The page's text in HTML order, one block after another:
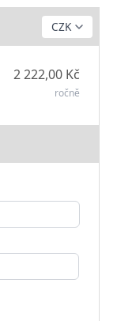
2 222,00 Kč
ročně